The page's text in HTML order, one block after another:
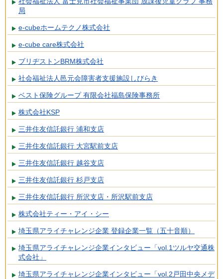
局
e-cubeホームテクノ株式会社
e-cube care株式会社
ブリヂストンBRM株式会社
社会福祉法人邑元会障害者支援施設しびらき
ベスト保険グループ 有限会社福島保険事務所
株式会社KSP
三井住友信託銀行 浦和支店
三井住友信託銀行 大宮駅前支店
三井住友信託銀行 越谷支店
三井住友信託銀行 杉戸支店
三井住友信託銀行 所沢支店・所沢駅前支店
株式会社ティー・アイ・シー
埼玉県アライチャレンジ企業 登録企業一覧（五十音順）
埼玉県アライチャレンジ企業インタビュー「vol.1ツルヤ交通株
式会社」
埼玉県アライチャレンジ企業インタビュー「vol.2戸田中央メデ